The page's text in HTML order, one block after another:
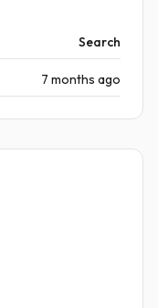
Search
7 months ago